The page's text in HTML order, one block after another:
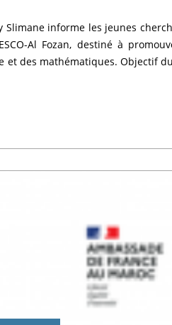
Slimane informe les jeunes
Al Fozan, destiné à
prix vise à récompenser cinq jeunes pour leur contribution